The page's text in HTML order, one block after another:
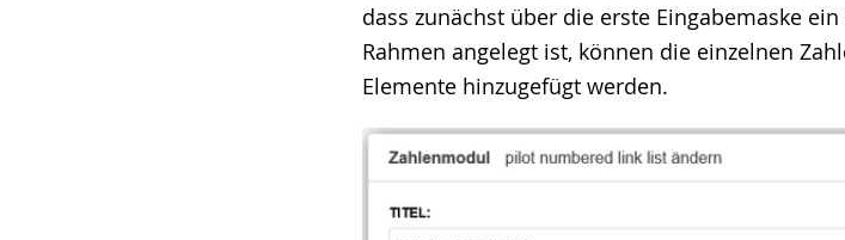
dass zunächst über die erste Eingabemaske
Rahmen angelegt ist, können die einzelnen
Elemente hinzugefügt werden.